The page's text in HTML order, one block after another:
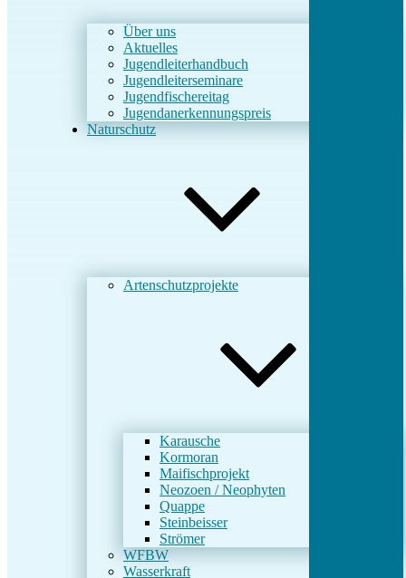
Über uns
Aktuelles
Jugendleiterhandbuch
Jugendleiterseminare
Jugendfischereitag
Jugendanerkennungspreis
Naturschutz
Artenschutzprojekte
Karausche
Kormoran
Maifischprojekt
Neozoen / Neophyten
Quappe
Steinbeisser
Strömer
WFBW
Wasserkraft